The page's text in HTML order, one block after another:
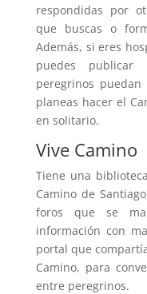
respondidas por
que buscas o
Además, si eres
puedes
peregrinos
planeas hacer el
en solitario.
Vive Camino
Tiene una
Camino de
foros que se
información con
portal que
Camino, para
entre peregrinos.